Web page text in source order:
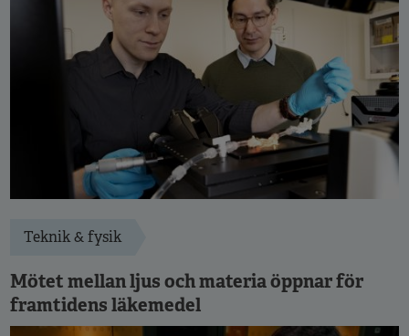
Teknik & fysik
Mötet mellan ljus och materia öppnar för
framtidens läkemedel